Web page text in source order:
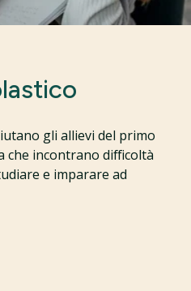
gli allievi del primo
che incontrano difficoltà
e imparare ad